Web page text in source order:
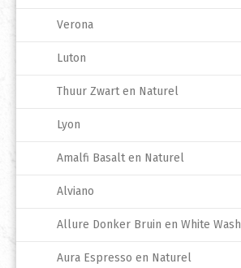
Verona
Luton
Thuur Zwart en Naturel
Lyon
Amalfi Basalt en Naturel
Alviano
Allure Donker Bruin en White Wash
Aura Espresso en Naturel